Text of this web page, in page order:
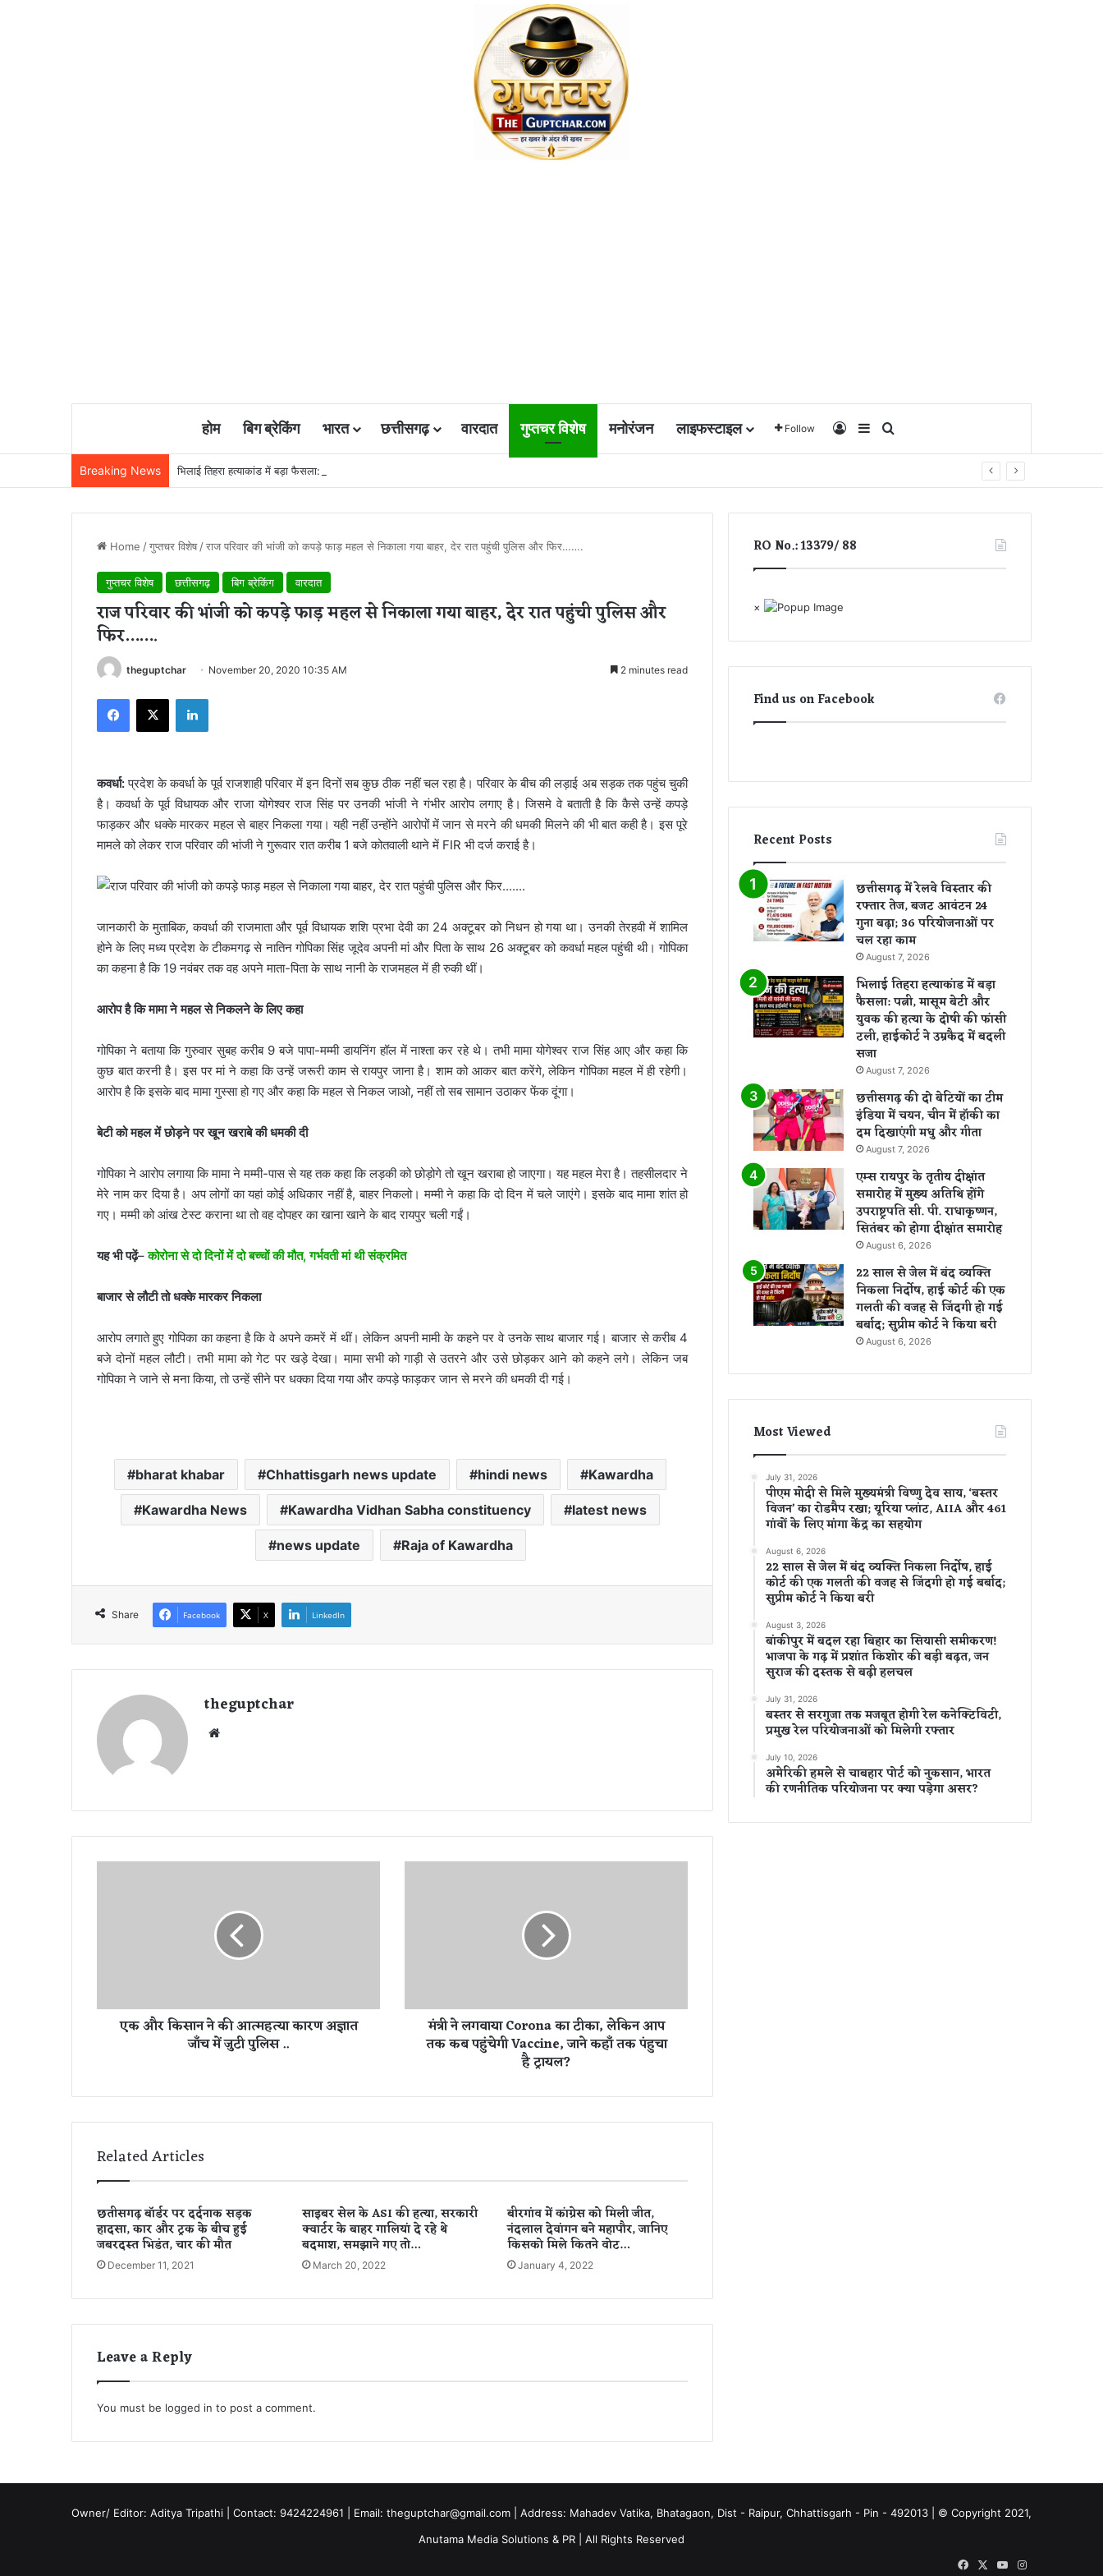
होम बिग ब्रेकिंग भारत छत्तीसगढ़ वारदात गुप्तचर विशेष मनोरंजन लाइफस्टाइल Follow Log InSidebar
Breaking News भिलाई तिहरा हत्याकांड में बड़ा फैसला: पत्नी, मासूम बेटी और युवक की हत्या के दोषी की फांसी टली, हाईकोर्ट ने उम्रकैद में बदली सजा
Home /गुप्तचर विशेष /राज परिवार की भांजी को कपड़े फाड़ महल से निकाला गया बाहर, देर रात पहुंची पुलिस और फिर…….
गुप्तचर विशेष छत्तीसगढ़ बिग ब्रेकिंग वारदात
राज परिवार की भांजी को कपड़े फाड़ महल से निकाला गया बाहर, देर रात पहुंची पुलिस और
फिर…….
theguptchar November 20, 2020 10:35 AM 2 minutes read
कवर्धा:प्रदेश के कवर्धा के पूर्व राजशाही परिवार में इन दिनों सब कुछ ठीक नहीं चल रहा है। परिवार के बीच की लड़ाई अब सड़क तक पहुंच चुकी
है। कवर्धा के पूर्व विधायक और राजा योगेश्वर राज सिंह पर उनकी भांजी ने गंभीर आरोप लगाए है। जिसमे वे बताती है कि कैसे उन्हें कपड़े
फाड़कर और धक्के मारकर महल से बाहर निकला गया। यही नहीं उन्होंने आरोपों में जान से मरने की धमकी मिलने की भी बात कही है। इस पूरे
मामले को लेकर राज परिवार की भांजी ने गुरूवार रात करीब 1 बजे कोतवाली थाने में FIR भी दर्ज कराई है।
जानकारी के मुताबिक, कवर्धा की राजमाता और पूर्व विधायक शशि प्रभा देवी का 24 अक्टूबर को निधन हो गया था। उनकी तेरहवी में शामिल
होने के लिए मध्य प्रदेश के टीकमगढ़ से नातिन गोपिका सिंह जूदेव अपनी मां और पिता के साथ 26 अक्टूबर को कवर्धा महल पहुंची थी। गोपिका
का कहना है कि 19 नवंबर तक वह अपने माता-पिता के साथ नानी के राजमहल में ही रुकी थीं।
आरोप है कि मामा ने महल से निकलने के लिए कहा
गोपिका ने बताया कि गुरुवार सुबह करीब 9 बजे पापा-मम्मी डायनिंग हॉल में नाश्ता कर रहे थे। तभी मामा योगेश्वर राज सिंह आए और कहा कि
कुछ बात करनी है। इस पर मां ने कहा कि उन्हें जरूरी काम से रायपुर जाना है। शाम को आकर बात करेंगे, लेकिन गोपिका महल में ही रहेगी।
आरोप है कि इसके बाद मामा गुस्सा हो गए और कहा कि महल से निकल जाओ, नहीं तो सब सामान उठाकर फेंक दूंगा।
बेटी को महल में छोड़ने पर खून खराबे की धमकी दी
गोपिका ने आरोप लगाया कि मामा ने मम्मी-पास से यह तक कहा कि लड़की को छोड़ोगे तो खून खराबा हो जाएगा। यह महल मेरा है। तहसीलदार ने
मेरे नाम कर दिया है। अप लोगों का यहां कोई अधिकार नहीं है, बाहर निकलो। मम्मी ने कहा कि दो दिन में चले जाएंगे। इसके बाद मामा शांत हो
गए। मम्मी को आंख टेस्ट कराना था तो वह दोपहर का खाना खाने के बाद रायपुर चली गईं।
यह भी पढ़ें–कोरोना से दो दिनों में दो बच्चों की मौत, गर्भवती मां थी संक्रमित
बाजार से लौटी तो धक्के मारकर निकला
आरोप लगाते हुए गोपिका का कहना है कि वे अपने कमरें में थीं। लेकिन अपनी मामी के कहने पर वे उनके साथ बाजार गई। बाजार से करीब 4
बजे दोनों महल लौटी। तभी मामा को गेट पर खड़े देखा। मामा सभी को गाड़ी से उतरने और उसे छोड़कर आने को कहने लगे। लेकिन जब
गोपिका ने जाने से मना किया, तो उन्हें सीने पर धक्का दिया गया और कपड़े फाड़कर जान से मरने की धमकी दी गई।
bharat khabar Chhattisgarh news update hindi news Kawardha
Kawardha News Kawardha Vidhan Sabha constituency latest news
news update Raja of Kawardha
Share Facebook X LinkedIn
theguptchar
की
का
ज्ञा
त
च
में
जु
टी
लि
.
एक और किसान ने की आत्महत्या कारण अज्ञात
जाँच में जुटी पुलिस ..
o
का
कि
आ
प
त
ब
c
,
मंत्री ने लगवाया Corona का टीका, लेकिन आप
तक कब पहुंचेगी Vaccine, जाने कहाँ तक पंहुचा
है ट्रायल?
Related Articles
छतीसगढ़ बॉर्डर पर दर्दनाक सड़क
हादसा, कार और ट्रक के बीच हुई
जबरदस्त भिडंत, चार की मौत
December 11, 2021
साइबर सेल के ASI की हत्या, सरकारी
क्वार्टर के बाहर गालियां दे रहे थे
बदमाश, समझाने गए तो…
March 20, 2022
बीरगांव में कांग्रेस को मिली जीत,
नंदलाल देवांगन बने महापौर, जानिए
किसको मिले कितने वोट…
January 4, 2022
Leave a Reply
You must be logged in to post a comment.
RO No.: 13379/ 88
×
Find us on Facebook
Recent Posts
छत्तीसगढ़ में रेलवे विस्तार की
रफ्तार तेज, बजट आवंटन 24
गुना बढ़ा; 36 परियोजनाओं पर
चल रहा काम
August 7, 2026
भिलाई तिहरा हत्याकांड में बड़ा
फैसला: पत्नी, मासूम बेटी और
युवक की हत्या के दोषी की फांसी
टली, हाईकोर्ट ने उम्रकैद में बदली
सजा
August 7, 2026
छत्तीसगढ़ की दो बेटियों का टीम
इंडिया में चयन, चीन में हॉकी का
दम दिखाएंगी मधु और गीता
August 7, 2026
एम्स रायपुर के तृतीय दीक्षांत
समारोह में मुख्य अतिथि होंगे
उपराष्ट्रपति सी. पी. राधाकृष्णन,
सितंबर को होगा दीक्षांत समारोह
August 6, 2026
22 साल से जेल में बंद व्यक्ति
निकला निर्दोष, हाई कोर्ट की एक
गलती की वजह से जिंदगी हो गई
बर्बाद; सुप्रीम कोर्ट ने किया बरी
August 6, 2026
Most Viewed
July 31, 2026
पीएम मोदी से मिले मुख्यमंत्री विष्णु देव साय, ‘बस्तर
विजन’ का रोडमैप रखा; यूरिया प्लांट, AIIA और 461
गांवों के लिए मांगा केंद्र का सहयोग
August 6, 2026
22 साल से जेल में बंद व्यक्ति निकला निर्दोष, हाई
कोर्ट की एक गलती की वजह से जिंदगी हो गई बर्बाद;
सुप्रीम कोर्ट ने किया बरी
August 3, 2026
बांकीपुर में बदल रहा बिहार का सियासी समीकरण!
भाजपा के गढ़ में प्रशांत किशोर की बड़ी बढ़त, जन
सुराज की दस्तक से बढ़ी हलचल
July 31, 2026
बस्तर से सरगुजा तक मजबूत होगी रेल कनेक्टिविटी,
प्रमुख रेल परियोजनाओं को मिलेगी रफ्तार
July 10, 2026
अमेरिकी हमले से चाबहार पोर्ट को नुकसान, भारत
की रणनीतिक परियोजना पर क्या पड़ेगा असर?
Owner/ Editor: Aditya Tripathi | Contact: 9424224961 | Email: theguptchar@gmail.com | Address: Mahadev Vatika, Bhatagaon, Dist - Raipur, Chhattisgarh - Pin - 492013 | © Copyright 2021,
Anutama Media Solutions & PR | All Rights Reserved
FacebookYouTubeInstagram